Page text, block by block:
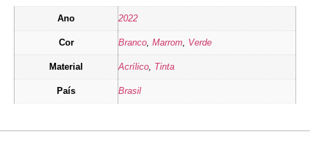
Ano 2022
Cor Branco Marrom Verde
Material Acrílico Tinta
País Brasil